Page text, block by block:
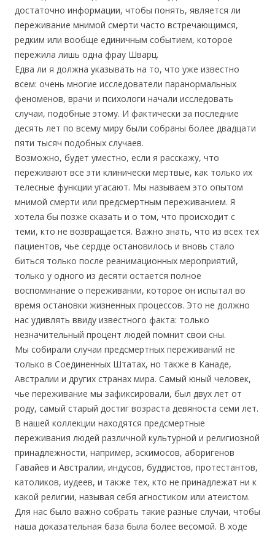
достаточно информации, чтобы понять, является ли
переживание мнимой смерти часто встречающимся,
редким или вообще единичным событием, которое
пережила лишь одна фрау Шварц.
Едва ли я должна указывать на то, что уже известно
всем: очень многие исследователи паранормальных
феноменов, врачи и психологи начали исследовать
случаи, подобные этому. И фактически за последние
десять лет по всему миру были собраны более двадцати
пяти тысяч подобных случаев.
Возможно, будет уместно, если я расскажу, что
переживают все эти клинически мертвые, как только их
телесные функции угасают. Мы называем это опытом
мнимой смерти или предсмертным переживанием. Я
хотела бы позже сказать и о том, что происходит с
теми, кто не возвращается. Важно знать, что из всех тех
пациентов, чье сердце остановилось и вновь стало
биться только после реанимационных мероприятий,
только у одного из десяти остается полное
воспоминание о переживании, которое он испытал во
время остановки жизненных процессов. Это не должно
нас удивлять ввиду известного факта: только
незначительный процент людей помнит свои сны.
Мы собирали случаи предсмертных переживаний не
только в Соединенных Штатах, но также в Канаде,
Австралии и других странах мира. Самый юный человек,
чье переживание мы зафиксировали, был двух лет от
роду, самый старый достиг возраста девяноста семи лет.
В нашей коллекции находятся предсмертные
переживания людей различной культурной и религиозной
принадлежности, например, эскимосов, аборигенов
Гавайев и Австралии, индусов, буддистов, протестантов,
католиков, иудеев, и также тех, кто не принадлежат ни к
какой религии, называя себя агностиком или атеистом.
Для нас было важно собрать такие разные случаи, чтобы
наша доказательная база была более весомой. В ходе